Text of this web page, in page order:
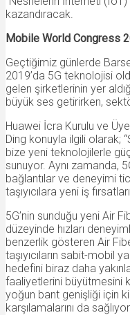
kazandıracak.
Mobile World Congress
Geçtiğimiz günlerde
2019’da 5G teknolojisi
gelen şirketlerinin yer
büyük ses getirirken,
Huawei İcra Kurulu ve
Ding konuyla ilgili olarak;
bize yeni teknolojilerle
sunuyor. Aynı zamanda,
bağlantılar ve deneyimi
taşıyıcılara yeni iş
5G’nin sunduğu yeni Air
düzeyinde hızları
benzerlik gösteren Air
taşıyıcıların sabit-mobil
hedefini biraz daha
faaliyetlerini büyütmesini
yoğun bant genişliği için
karşılamalarını da sağlıyor.